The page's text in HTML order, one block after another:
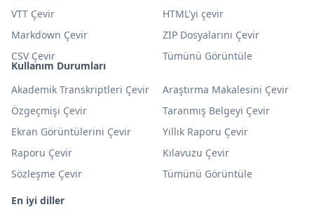
Kullanım Durumları
Akademik Transkriptleri Çevir
Araştırma Makalesini Çevir
Özgeçmişi Çevir
Taranmış Belgeyi Çevir
Ekran Görüntülerini Çevir
Yıllık Raporu Çevir
Raporu Çevir
Kılavuzu Çevir
Sözleşme Çevir
Tümünü Görüntüle
En iyi diller
VTT Çevir
HTML'yi çevir
Markdown Çevir
ZIP Dosyalarını Çevir
CSV Çevir
Tümünü Görüntüle